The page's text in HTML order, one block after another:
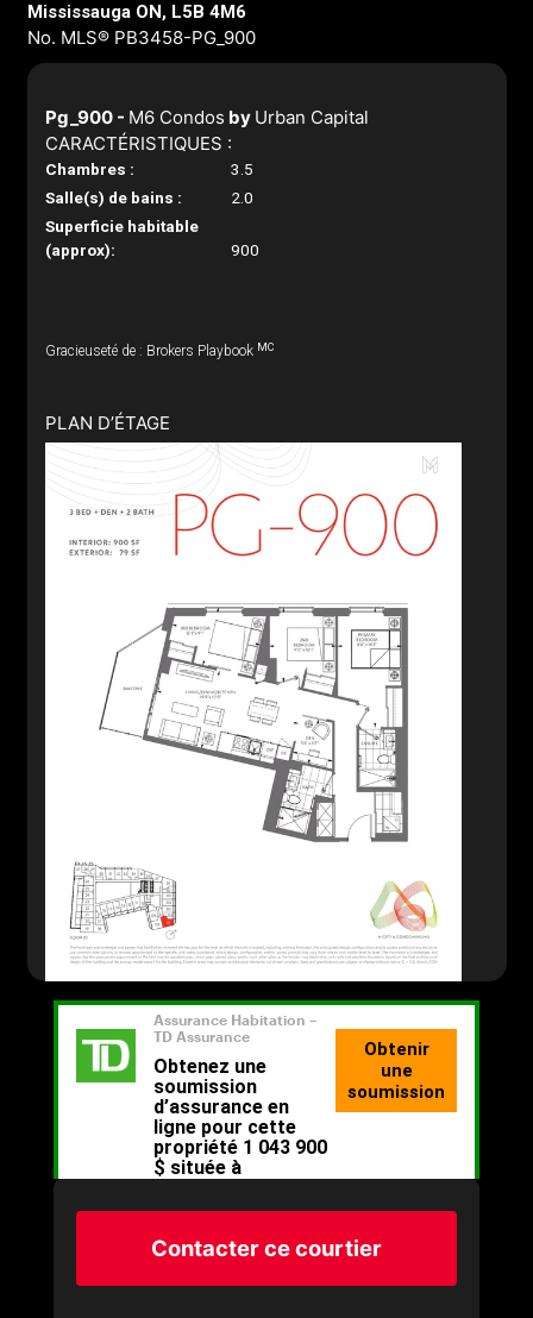
Mississauga ON, L5B 4M6
No. MLS® PB3458-PG_900
Pg_900 - M6 Condos by Urban Capital
CARACTÉRISTIQUES :
Chambres :
3.5
Salle(s) de bains :
2.0
Superficie habitable
(approx):
900
Gracieuseté de : Brokers Playbook MC
PLAN D’ÉTAGE
Contacter ce courtier